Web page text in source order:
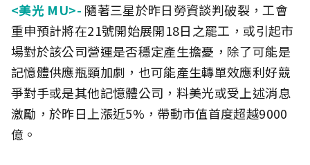
<美光 MU>- 隨著三星於昨日勞資談判破裂，工會
重申預計將在21號開始展開18日之罷工，或引起市
場對於該公司營運是否穩定產生擔憂，除了可能是
記憶體供應瓶頸加劇，也可能產生轉單效應利好競
爭對手或是其他記憶體公司，料美光或受上述消息
激勵，於昨日上漲近5%，帶動市值首度超越9000
億。